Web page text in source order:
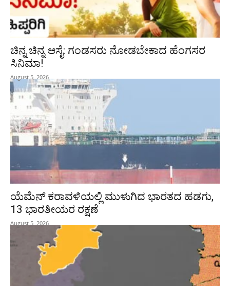
ಚಿನ್ನ ಚಿನ್ನ ಆಸೈ: ಗಂಡಸರು ನೋಡಬೇಕಾದ ಹೆಂಗಸರ
ಸಿನಿಮಾ!
August 5, 2026
ಯೆಮೆನ್‌ ಕರಾವಳಿಯಲ್ಲಿ ಮುಳುಗಿದ ಭಾರತದ ಹಡಗು,
13 ಭಾರತೀಯರ ರಕ್ಷಣೆ
August 5, 2026